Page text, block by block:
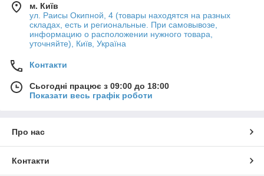
м. Київ
ул. Раисы Окипной, 4 (товары находятся на разных
складах, есть и региональные. При самовывозе,
информацию о расположении нужного товара,
уточняйте), Київ, Україна
Контакти
Сьогодні працює з 09:00 до 18:00
Показати весь графік роботи
Про нас
Контакти